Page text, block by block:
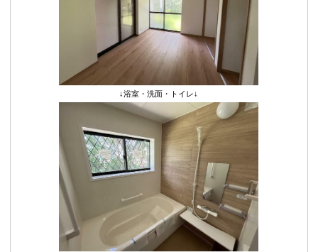
↓浴室・洗面・トイレ↓